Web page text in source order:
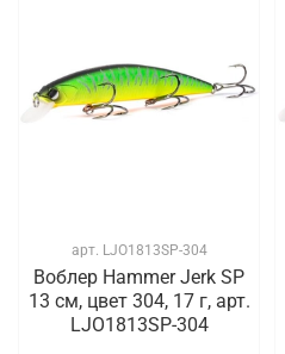
арт. LJO1813SP-304
Воблер Hammer Jerk SP
13 см, цвет 304, 17 г, арт.
LJO1813SP-304